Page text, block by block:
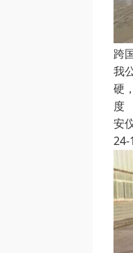
跨
我
硬
度
安
24-